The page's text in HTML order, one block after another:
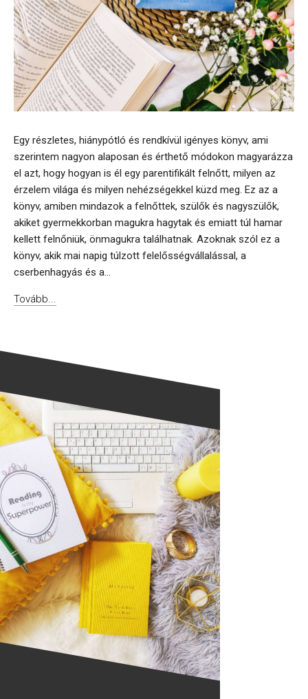
Egy részletes, hiánypótló és rendkívül igényes könyv, ami
szerintem nagyon alaposan és érthető módokon magyarázza
el azt, hogy hogyan is él egy parentifikált felnőtt, milyen az
érzelem világa és milyen nehézségekkel küzd meg. Ez az a
könyv, amiben mindazok a felnőttek, szülők és nagyszülők,
akiket gyermekkorban magukra hagytak és emiatt túl hamar
kellett felnőniük, önmagukra találhatnak. Azoknak szól ez a
könyv, akik mai napig túlzott felelősségvállalással, a
cserbenhagyás és a...
Tovább...